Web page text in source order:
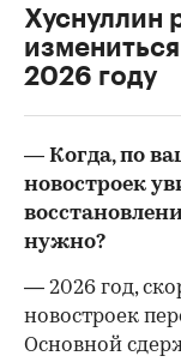
Хуснуллин
2026 году
— Когда, по
новостроек
нужно?
— 2026 год,
новостроек
Основной